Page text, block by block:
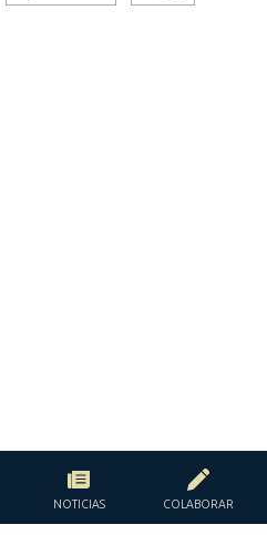
NOTICIAS COLABORAR